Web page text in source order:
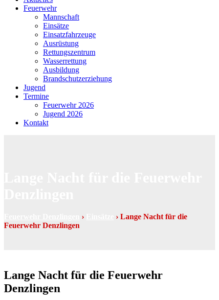
Feuerwehr
Mannschaft
Einsätze
Einsatzfahrzeuge
Ausrüstung
Rettungszentrum
Wasserrettung
Ausbildung
Brandschutzerziehung
Jugend
Termine
Feuerwehr 2026
Jugend 2026
Kontakt
› › Lange Nacht für die
Feuerwehr Denzlingen
Lange Nacht für die Feuerwehr
Denzlingen